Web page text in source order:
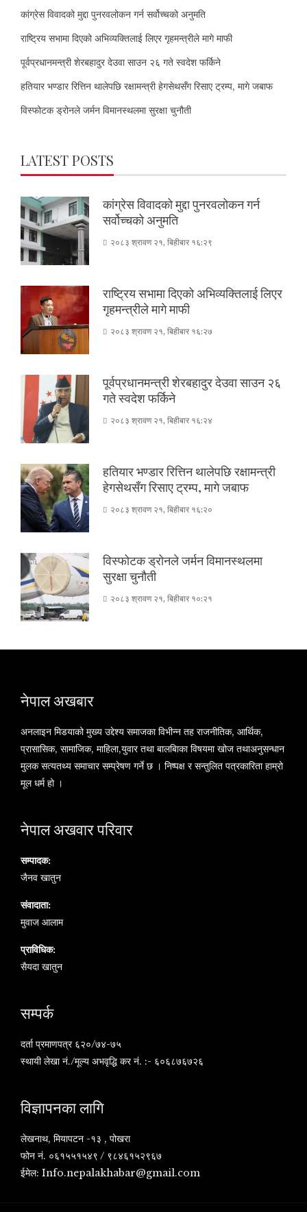
कांग्रेस विवादको मुद्दा पुनरवलोकन गर्न सर्वोच्चको अनुमति
राष्ट्रिय सभामा दिएको अभिव्यक्तिलाई लिएर गृहमन्त्रीले मागे माफी
पूर्वप्रधानमन्त्री शेरबहादुर देउवा साउन २६ गते स्वदेश फर्किने
हतियार भण्डार रित्तिन थालेपछि रक्षामन्त्री हेगसेथसँग रिसाए ट्रम्प, मागे जबाफ
विस्फोटक ड्रोनले जर्मन विमानस्थलमा सुरक्षा चुनौती
LATEST POSTS
कांग्रेस विवादको मुद्दा पुनरवलोकन गर्न
सर्वोच्चको अनुमति
२०८३ श्रावण २१, बिहीबार १६:२९
राष्ट्रिय सभामा दिएको अभिव्यक्तिलाई लिएर
गृहमन्त्रीले मागे माफी
२०८३ श्रावण २१, बिहीबार १६:२७
पूर्वप्रधानमन्त्री शेरबहादुर देउवा साउन २६
गते स्वदेश फर्किने
२०८३ श्रावण २१, बिहीबार १६:२४
हतियार भण्डार रित्तिन थालेपछि रक्षामन्त्री
हेगसेथसँग रिसाए ट्रम्प, मागे जबाफ
२०८३ श्रावण २१, बिहीबार १६:२०
विस्फोटक ड्रोनले जर्मन विमानस्थलमा
सुरक्षा चुनौती
२०८३ श्रावण २१, बिहीबार १०:२१
नेपाल अखबार
अनलाइन मिडयाको मुख्य उद्देश्य समाजका विभीन्न तह राजनीतिक, आर्थिक,
प्रासासिक, सामाजिक, माहिला,युवार तथा बालबािका विषयमा खोज तथाअनुसन्धान
मुलक सत्यतथ्य समाचार सम्प्रेषण गर्ने छ । निष्पक्ष र सन्तुलित पत्रकारिता हाम्रो
मूल धर्म हो ।
नेपाल अखवार परिवार
सम्पादक:
जैनव खातुन
संवादाता:
मुवाज आलाम
प्राविधिक:
सैयदा खातुन
सम्पर्क
दर्ता प्रमाणपत्र ६२०/७४-७५
स्थायी लेखा नं./मूल्य अभवृद्धि कर नं. :- ६०६८७६७२६
विज्ञापनका लागि
लेखनाथ, मियापटन -१३ , पोखरा
फोन नं. ०६१५५१५४९ / ९८४६१५२९६७
ईमेल: Info.nepalakhabar@gmail.com